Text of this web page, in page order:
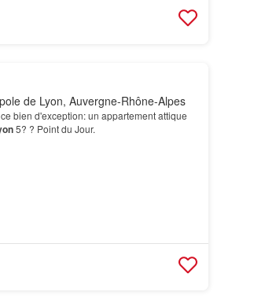
de Lyon, Auvergne-Rhône-Alpes
bien d'exception: un appartement attique
5? ? Point du Jour.